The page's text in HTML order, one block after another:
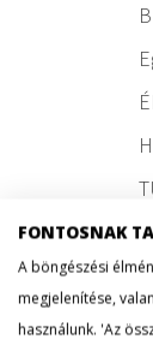
FONTOSNAK
A böngészési
megjelenítése,
használunk. 'Az